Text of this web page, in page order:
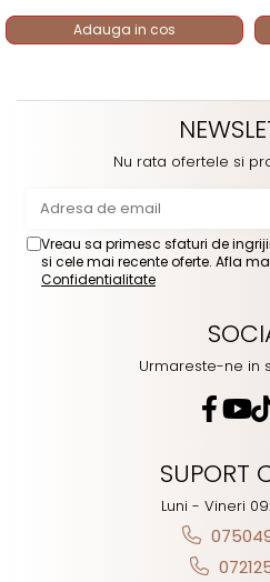
Adauga in cos
Nu rata ofertele si
Vreau sa primesc sfaturi de
si cele mai recente oferte. Afla
Confidentialitate
Urmareste-ne in
SUPORT
Luni - Vineri